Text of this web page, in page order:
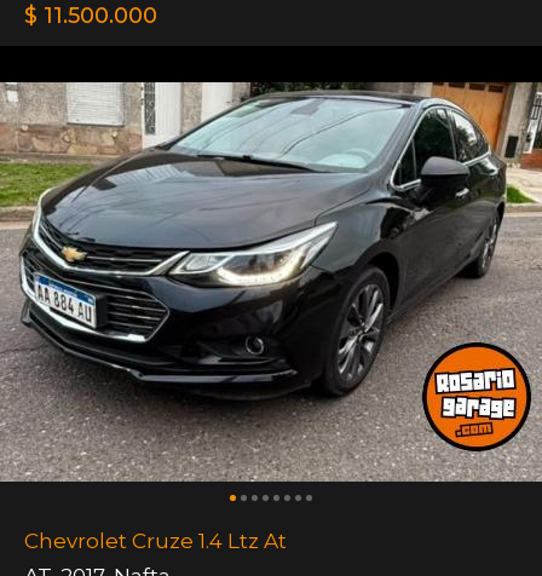
$ 11.500.000
Chevrolet Cruze 1.4 Ltz At